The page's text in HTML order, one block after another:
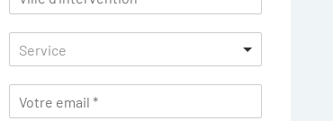
Service